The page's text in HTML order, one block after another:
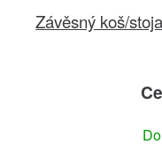
Závěsný koš/